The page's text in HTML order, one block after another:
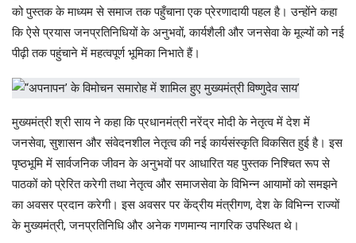
को पुस्तक के माध्यम से समाज तक पहुँचाना एक प्रेरणादायी पहल है। उन्होंने कहा
कि ऐसे प्रयास जनप्रतिनिधियों के अनुभवों, कार्यशैली और जनसेवा के मूल्यों को नई
पीढ़ी तक पहुंचाने में महत्वपूर्ण भूमिका निभाते हैं।
मुख्यमंत्री श्री साय ने कहा कि प्रधानमंत्री नरेंद्र मोदी के नेतृत्व में देश में
जनसेवा, सुशासन और संवेदनशील नेतृत्व की नई कार्यसंस्कृति विकसित हुई है। इस
पृष्ठभूमि में सार्वजनिक जीवन के अनुभवों पर आधारित यह पुस्तक निश्चित रूप से
पाठकों को प्रेरित करेगी तथा नेतृत्व और समाजसेवा के विभिन्न आयामों को समझने
का अवसर प्रदान करेगी। इस अवसर पर केंद्रीय मंत्रीगण, देश के विभिन्न राज्यों
के मुख्यमंत्री, जनप्रतिनिधि और अनेक गणमान्य नागरिक उपस्थित थे।